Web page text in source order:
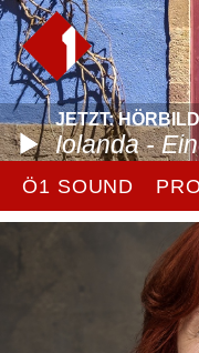
JETZT:
Iolanda -
Ö1 SOUND